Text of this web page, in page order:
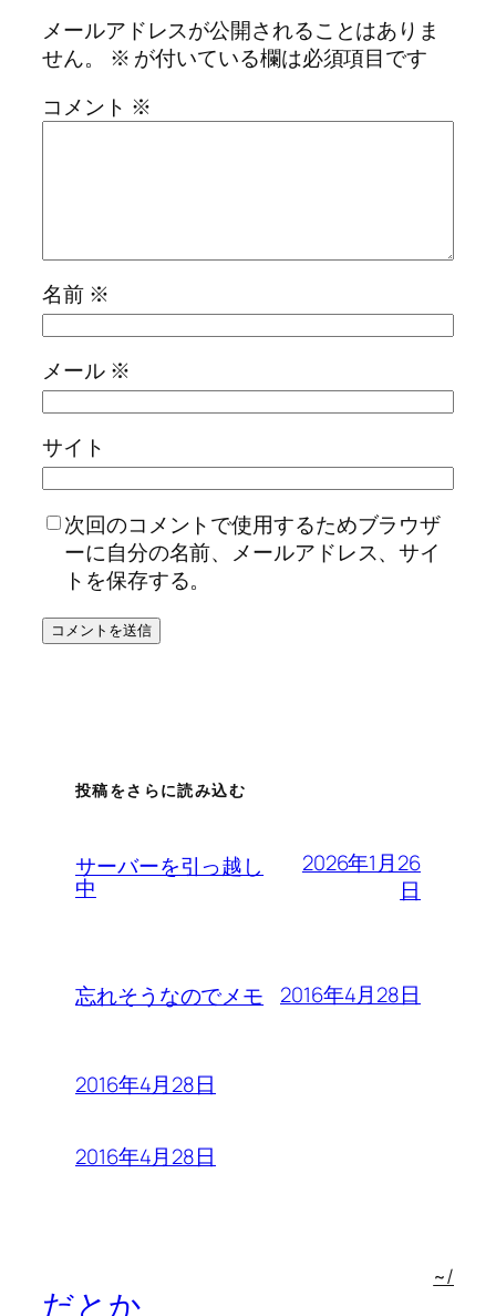
メールアドレスが公開されることはありま
せん。
※ が付いている欄は必須項目です
コメント ※
名前 ※
メール ※
サイト
次回のコメントで使用するためブラウザ
ーに自分の名前、メールアドレス、サイ
トを保存する。
投稿をさらに読み込む
サーバーを引っ越し
中
2026年1月26
日
忘れそうなのでメモ 2016年4月28日
2016年4月28日
2016年4月28日
だとか
~/